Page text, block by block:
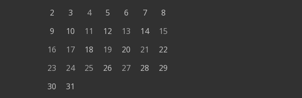
2
3 4 5 6 7
8
9
10 11 12 13 14
15
16
17 18 19 20 21
22
23
24 25 26 27 28
29
30
31